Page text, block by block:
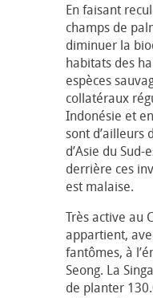
En faisant
champs de
diminuer la
habitats des
espèces
collatéraux
Indonésie et
sont d’ailleurs
d’Asie du
derrière ces
est malaise.
Très active au
appartient,
fantômes, à
Seong. La
de planter